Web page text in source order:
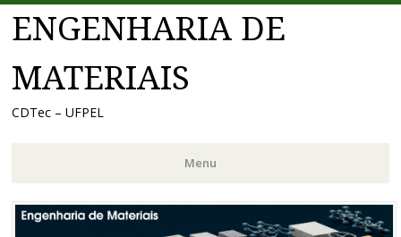
ENGENHARIA DE
MATERIAIS
CDTec – UFPEL
Menu
Pular